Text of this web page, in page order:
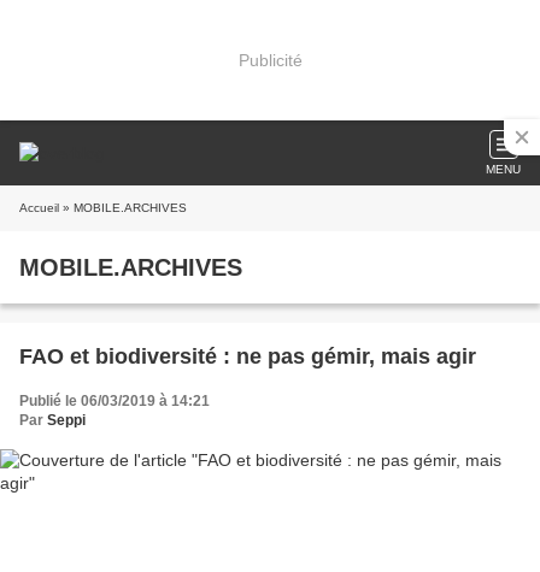
Publicité
MENU
Accueil » MOBILE.ARCHIVES
MOBILE.ARCHIVES
FAO et biodiversité : ne pas gémir, mais agir
Publié le 06/03/2019 à 14:21
Par Seppi